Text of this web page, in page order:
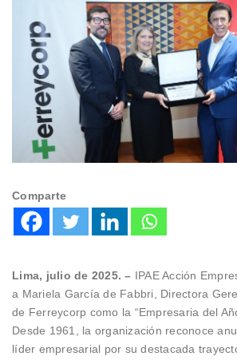
Comparte
Lima, julio de 2025. – IPAE Acción
a Mariela García de Fabbri, Directora
de Ferreycorp como la “Empresaria del
Desde 1961, la organización reconoce
líder empresarial por su destacada